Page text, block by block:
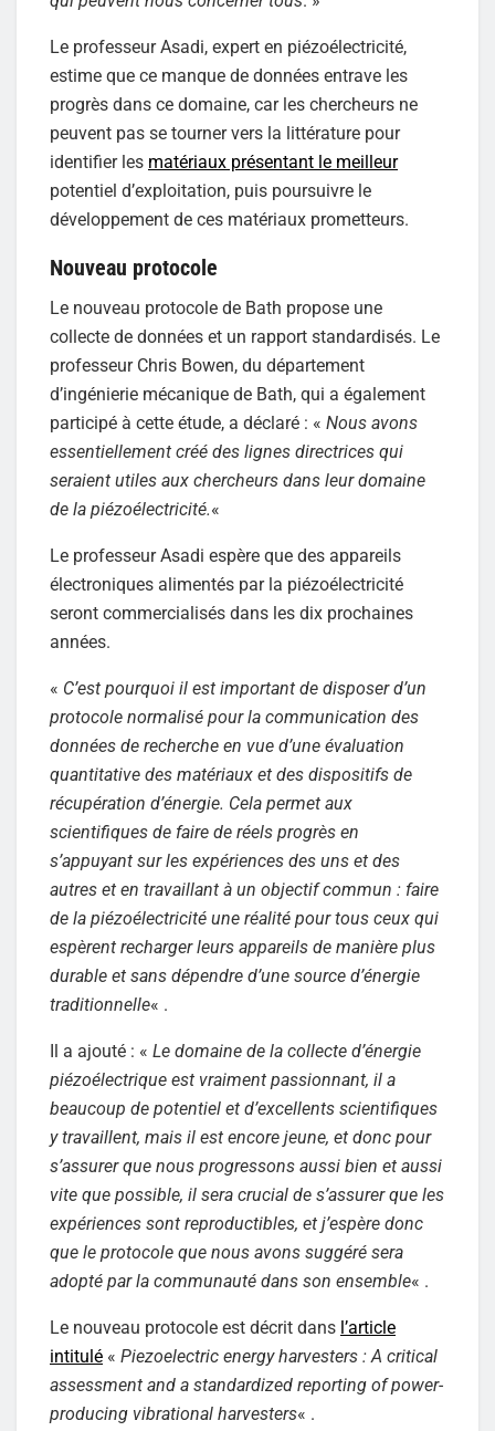
Le professeur Asadi, expert en piézoélectricité,
estime que ce manque de données entrave les
progrès dans ce domaine, car les chercheurs ne
peuvent pas se tourner vers la littérature pour
identifier les matériaux présentant le meilleur
potentiel d’exploitation, puis poursuivre le
développement de ces matériaux prometteurs.
Nouveau protocole
Le nouveau protocole de Bath propose une
collecte de données et un rapport standardisés. Le
professeur Chris Bowen, du département
d’ingénierie mécanique de Bath, qui a également
participé à cette étude, a déclaré : « Nous avons
essentiellement créé des lignes directrices qui
seraient utiles aux chercheurs dans leur domaine
de la piézoélectricité.«
Le professeur Asadi espère que des appareils
électroniques alimentés par la piézoélectricité
seront commercialisés dans les dix prochaines
années.
« C’est pourquoi il est important de disposer d’un
protocole normalisé pour la communication des
données de recherche en vue d’une évaluation
quantitative des matériaux et des dispositifs de
récupération d’énergie. Cela permet aux
scientifiques de faire de réels progrès en
s’appuyant sur les expériences des uns et des
autres et en travaillant à un objectif commun : faire
de la piézoélectricité une réalité pour tous ceux qui
espèrent recharger leurs appareils de manière plus
durable et sans dépendre d’une source d’énergie
traditionnelle« .
Il a ajouté : « Le domaine de la collecte d’énergie
piézoélectrique est vraiment passionnant, il a
beaucoup de potentiel et d’excellents scientifiques
y travaillent, mais il est encore jeune, et donc pour
s’assurer que nous progressons aussi bien et aussi
vite que possible, il sera crucial de s’assurer que les
expériences sont reproductibles, et j’espère donc
que le protocole que nous avons suggéré sera
adopté par la communauté dans son ensemble« .
Le nouveau protocole est décrit dans l’article
intitulé « Piezoelectric energy harvesters : A critical
assessment and a standardized reporting of power-
producing vibrational harvesters« .